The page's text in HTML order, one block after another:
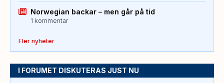
Norwegian backar – men går på tid
1 kommentar
Fler nyheter
I FORUMET DISKUTERAS JUST NU